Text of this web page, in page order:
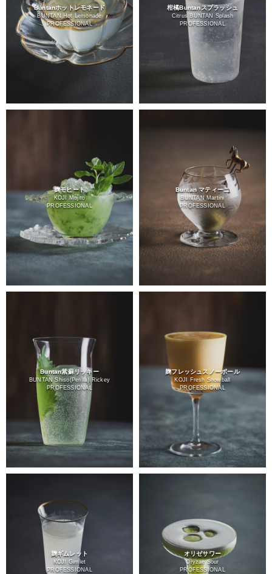
Buntanホットレモネード
BUNTAN Hot Lemonade
PROFESSIONAL
柑橘Buntanスプラッシュ
Citrus BUNTAN Splash
PROFESSIONAL
麹モヒート
KOJI Mojito
PROFESSIONAL
Buntan マティーニ
BUNTAN Martini
PROFESSIONAL
Buntan紫蘇リッキー
BUNTAN Shiso(Perilla) Rickey
PROFESSIONAL
麹フレッシュスノーボール
KOJI Fresh Snowball
PROFESSIONAL
麹ギムレット
KOJI Gimlet
PROFESSIONAL
オリゼサワー
Oryzae Sour
PROFESSIONAL